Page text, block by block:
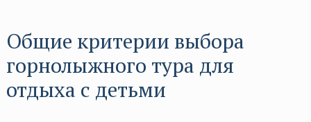
Общие критерии выбора
горнолыжного тура для
отдыха с детьми